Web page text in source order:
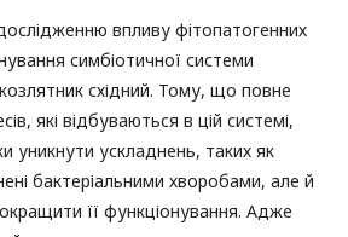
впливу фітопатогенних
симбіотичної системи
східний. Тому, що повне
які відбуваються в цій системі,
уникнути ускладнень, таких як
бактеріальними хворобами, але й
її функціонування. Адже